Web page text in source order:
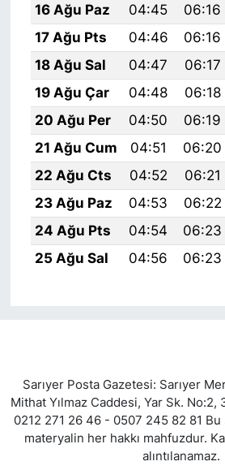
16 Ağu Paz
04:45 06:16
17 Ağu Pts
04:46 06:16
18 Ağu Sal
04:47 06:17
19 Ağu Çar
04:48 06:18
20 Ağu Per
04:50 06:19
21 Ağu Cum
04:51 06:20
22 Ağu Cts
04:52 06:21
23 Ağu Paz
04:53 06:22
24 Ağu Pts
04:54 06:23
25 Ağu Sal
04:56 06:23
Sarıyer Posta Gazetesi: Sarıyer
Mithat Yılmaz Caddesi, Yar Sk. No:2,
0212 271 26 46 - 0507 245 82 81 Bu
materyalin her hakkı mahfuzdur.
alıntılanamaz.